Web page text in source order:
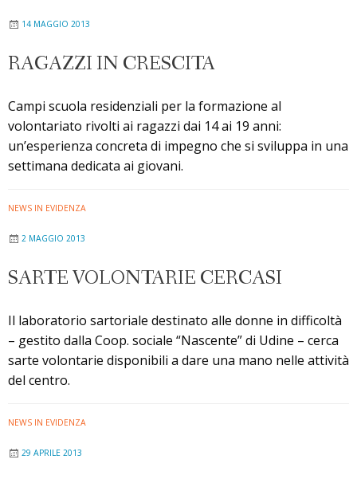
14 MAGGIO 2013
RAGAZZI IN CRESCITA
Campi scuola residenziali per la formazione al
volontariato rivolti ai ragazzi dai 14 ai 19 anni:
un’esperienza concreta di impegno che si sviluppa in una
settimana dedicata ai giovani.
NEWS IN EVIDENZA
2 MAGGIO 2013
SARTE VOLONTARIE CERCASI
Il laboratorio sartoriale destinato alle donne in difficoltà
– gestito dalla Coop. sociale “Nascente” di Udine – cerca
sarte volontarie disponibili a dare una mano nelle attività
del centro.
NEWS IN EVIDENZA
29 APRILE 2013